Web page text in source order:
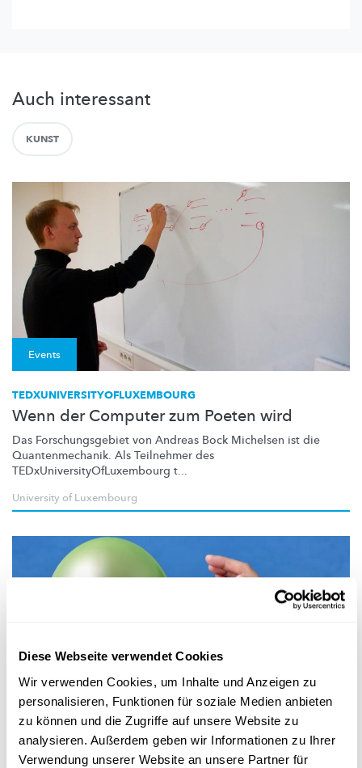
Diese Webseite verwendet Cookies
Wir verwenden Cookies, um Inhalte und Anzeigen zu
personalisieren, Funktionen für soziale Medien anbieten
zu können und die Zugriffe auf unsere Website zu
analysieren. Außerdem geben wir Informationen zu Ihrer
Verwendung unserer Website an unsere Partner für
Auch interessant
KUNST
Events
TEDXUNIVERSITYOFLUXEMBOURG
Wenn der Computer zum Poeten wird
Das Forschungsgebiet von Andreas Bock Michelsen ist die
Quantenmechanik. Als Teilnehmer des
TEDxUniversityOfLuxembourg t...
University of Luxembourg
Forschung in Luxemburg
KUNSTMARKT